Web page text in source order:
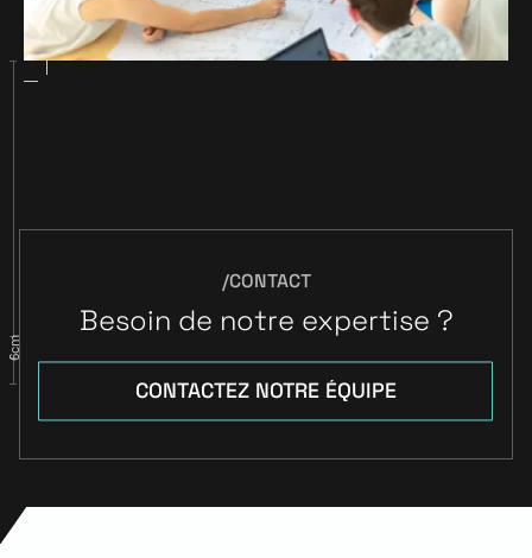
6cm
/CONTACT
Besoin de notre expertise ?
CONTACTEZ NOTRE ÉQUIPE
CONTACTEZ NOTRE